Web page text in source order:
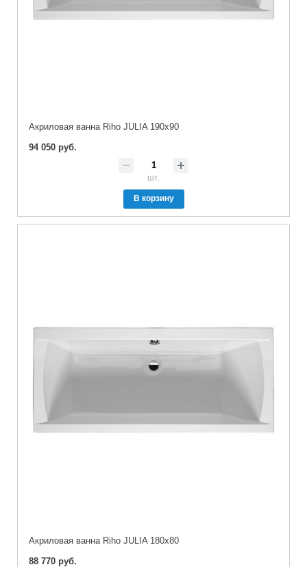
Акриловая ванна Riho JULIA 190x90
94 050 руб.
шт.
В корзину
Акриловая ванна Riho JULIA 180x80
88 770 руб.